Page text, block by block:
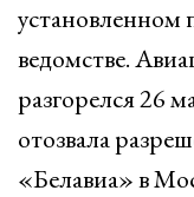
установленном
ведомстве.
разгорелся 26
отозвала
«Белавиа» в